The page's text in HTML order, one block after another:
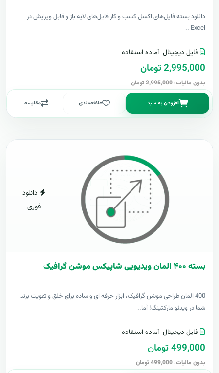
دانلود بسته فایل‌های اکسل کسب و کار فایل‌های لایه باز و قابل ویرایش در
Excel ..
فایل دیجیتال آماده استفاده
2,995,000 تومان
بدون مالیات: 2,995,000 تومان
افزودن به سبد علاقه‌مندی مقایسه
دانلود
فوری
بسته ۴۰۰ المان ویدیویی شاپیکس موشن گرافیک
400 المان طراحی موشن گرافیک، ابزار حرفه ای و ساده برای خلق و تقویت برند
شما در ویدئو مارکتینگ! آما..
فایل دیجیتال آماده استفاده
499,000 تومان
بدون مالیات: 499,000 تومان